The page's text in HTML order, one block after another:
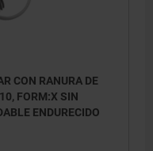
CON RANURA DE
FORM:X SIN
ENDURECIDO